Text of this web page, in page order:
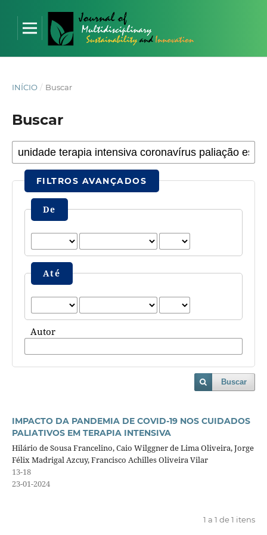
INÍCIO / Buscar
Buscar
FILTROS AVANÇADOS
De
Até
Autor
Buscar
IMPACTO DA PANDEMIA DE COVID-19 NOS CUIDADOS
PALIATIVOS EM TERAPIA INTENSIVA
Hilário de Sousa Francelino, Caio Wilggner de Lima Oliveira, Jorge
Félix Madrigal Azcuy, Francisco Achilles Oliveira Vilar
13-18
23-01-2024
1 a 1 de 1 itens